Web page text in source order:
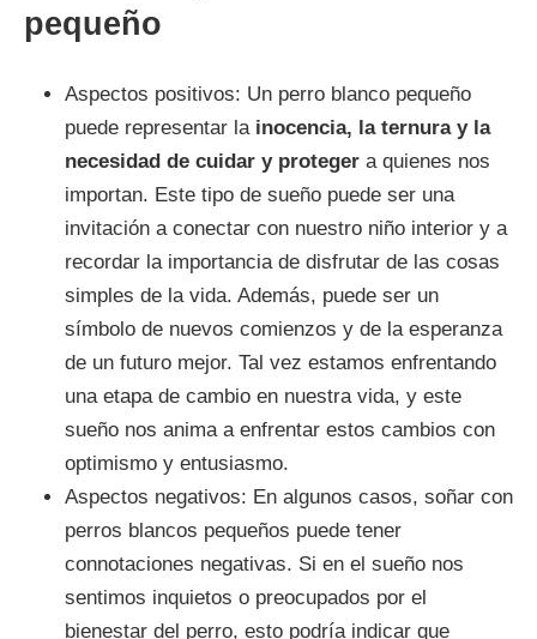
pequeño
Aspectos positivos: Un perro blanco pequeño
puede representar la inocencia, la ternura y la
necesidad de cuidar y proteger a quienes nos
importan. Este tipo de sueño puede ser una
invitación a conectar con nuestro niño interior y a
recordar la importancia de disfrutar de las cosas
simples de la vida. Además, puede ser un
símbolo de nuevos comienzos y de la esperanza
de un futuro mejor. Tal vez estamos enfrentando
una etapa de cambio en nuestra vida, y este
sueño nos anima a enfrentar estos cambios con
optimismo y entusiasmo.
Aspectos negativos: En algunos casos, soñar con
perros blancos pequeños puede tener
connotaciones negativas. Si en el sueño nos
sentimos inquietos o preocupados por el
bienestar del perro, esto podría indicar que